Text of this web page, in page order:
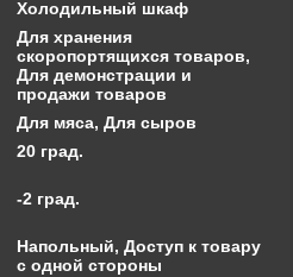
Холодильный шкаф
Для хранения
скоропортящихся товаров,
Для демонстрации и
продажи товаров
Для мяса, Для сыров
20 град.
-2 град.
Напольный, Доступ к товару
с одной стороны